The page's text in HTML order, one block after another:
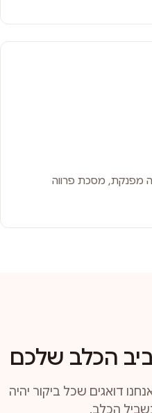
מפנקת, מסכת פרווה
הכלב שלכם
דואגים שכל ביקור יהיה
הכלב.